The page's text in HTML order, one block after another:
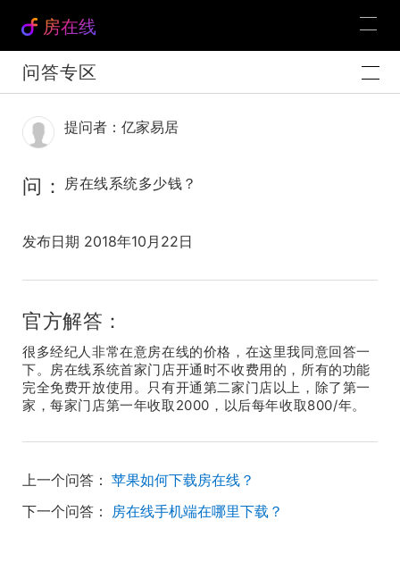
房在线
问答专区
提问者：亿家易居
问： 房在线系统多少钱？
发布日期 2018年10月22日
官方解答：
很多经纪人非常在意房在线的价格，在这里我同意回答一
下。房在线系统首家门店开通时不收费用的，所有的功能
完全免费开放使用。只有开通第二家门店以上，除了第一
家，每家门店第一年收取2000，以后每年收取800/年。
上一个问答： 苹果如何下载房在线？
下一个问答： 房在线手机端在哪里下载？